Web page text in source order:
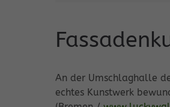
An der Umschlaghalle
echtes Kunstwerk